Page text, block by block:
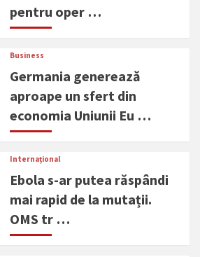
pentru oper …
Business
Germania generează
aproape un sfert din
economia Uniunii Eu …
Internațional
Ebola s-ar putea răspândi
mai rapid de la mutații.
OMS tr …